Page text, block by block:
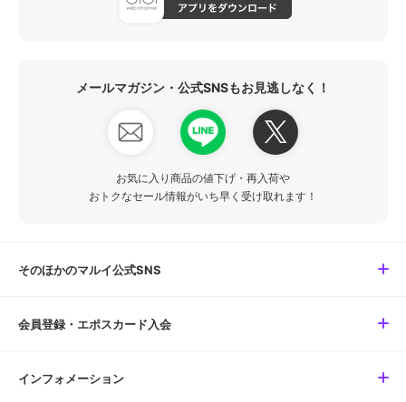
メールマガジン・公式SNSもお見逃しなく！
お気に入り商品の値下げ・再入荷や
おトクなセール情報がいち早く受け取れます！
そのほかのマルイ公式SNS
会員登録・エポスカード入会
インフォメーション